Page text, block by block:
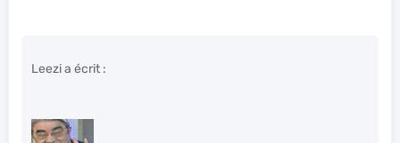
Leezi a écrit :